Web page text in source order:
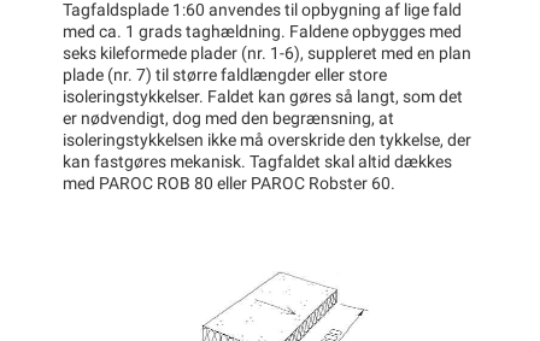
Tagfaldsplade 1:60 anvendes til opbygning af lige fald
med ca. 1 grads taghældning. Faldene opbygges med
seks kileformede plader (nr. 1-6), suppleret med en plan
plade (nr. 7) til større faldlængder eller store
isoleringstykkelser. Faldet kan gøres så langt, som det
er nødvendigt, dog med den begrænsning, at
isoleringstykkelsen ikke må overskride den tykkelse, der
kan fastgøres mekanisk. Tagfaldet skal altid dækkes
med PAROC ROB 80 eller PAROC Robster 60.